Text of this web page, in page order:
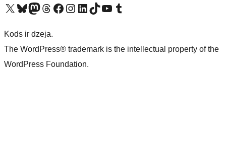
Apmeklējiet mūsu X (agrāk Twitter) kontu
Apmeklējiet mūsu Bluesky kontu
Apmeklējiet mūsu Mastodon kontu
Apmeklējiet mūsu Threads kontu
Apmeklējiet mūsu Facebook lapuApmeklējiet mūsu Instagram kontu
Apmeklējiet mūsu LinkedIn kontu
Apmeklējiet mūsu TikTok kontu
Apmeklējiet mūsu YouTube kanālu
Apmeklējiet mūsu Tumblr kontu
Kods ir dzeja.
The WordPress® trademark is the intellectual property of the
WordPress Foundation.